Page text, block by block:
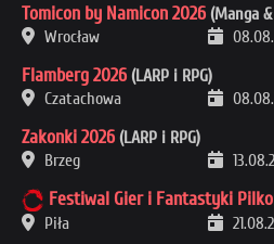
Tomicon by Namicon 2026 (Manga
Wrocław
Flamberg 2026 (LARP i RPG)
Czatachowa
Zakonki 2026 (LARP i RPG)
Brzeg
Festiwal Gier i Fantastyki
Piła